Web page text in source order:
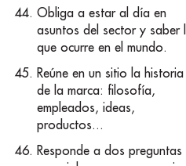
Obliga a estar al día en
asuntos del sector y saber
que ocurre en el mundo.
Reúne en un sitio la historia
de la marca: filosofía,
empleados, ideas,
productos...
Responde a dos preguntas